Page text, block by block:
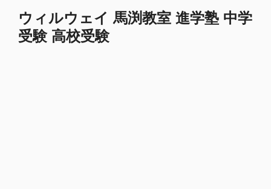
ウィルウェイ 馬渕教室 進学塾 中学
受験 高校受験